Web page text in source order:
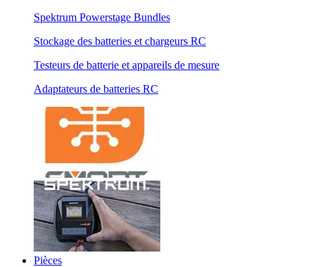
Spektrum Powerstage Bundles
Stockage des batteries et chargeurs RC
Testeurs de batterie et appareils de mesure
Adaptateurs de batteries RC
Pièces